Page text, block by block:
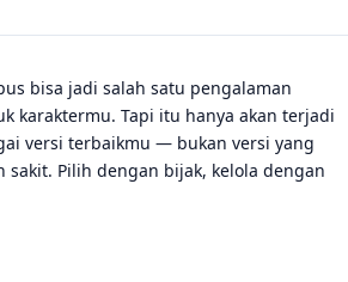
bisa jadi salah satu pengalaman
karaktermu. Tapi itu hanya akan terjadi
versi terbaikmu — bukan versi yang
sakit. Pilih dengan bijak, kelola dengan